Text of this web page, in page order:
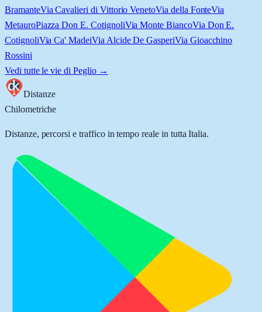
BramanteVia Cavalieri di Vittorio VenetoVia della FonteVia
MetauroPiazza Don E. CotignoliVia Monte BiancoVia Don E.
CotignoliVia Ca' MadeiVia Alcide De GasperiVia Gioacchino
Rossini
Vedi tutte le vie di Peglio→
Distanze
Chilometriche
Distanze, percorsi e traffico in tempo reale in tutta Italia.